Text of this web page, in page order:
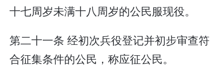
十七周岁未满十八周岁的公民服现役。
第二十一条 经初次兵役登记并初步审查符
合征集条件的公民，称应征公民。